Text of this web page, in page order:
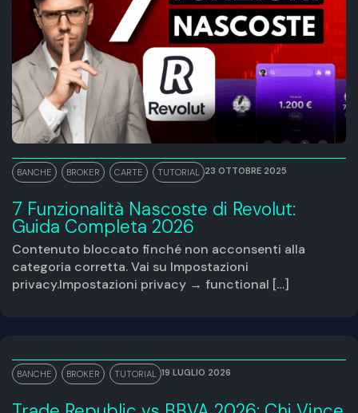
BANCHE BROKER CARTE TUTORIAL 23 OTTOBRE 2025
7 Funzionalità Nascoste di Revolut:
Guida Completa 2026
Contenuto bloccato finché non acconsenti alla
categoria corretta. Vai su Impostazioni
privacy.Impostazioni privacy → functional […]
BANCHE BROKER TUTORIAL 19 LUGLIO 2026